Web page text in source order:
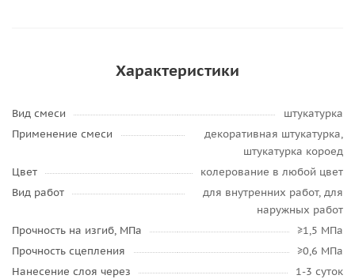
Характеристики
Вид смеси
штукатурка
Применение смеси
декоративная штукатурка,
штукатурка короед
Цвет
колерование в любой цвет
Вид работ
для внутренних работ, для
наружных работ
Прочность на изгиб, МПа
≥1,5 МПа
Прочность сцепления
≥0,6 МПа
Нанесение слоя через
1-3 суток